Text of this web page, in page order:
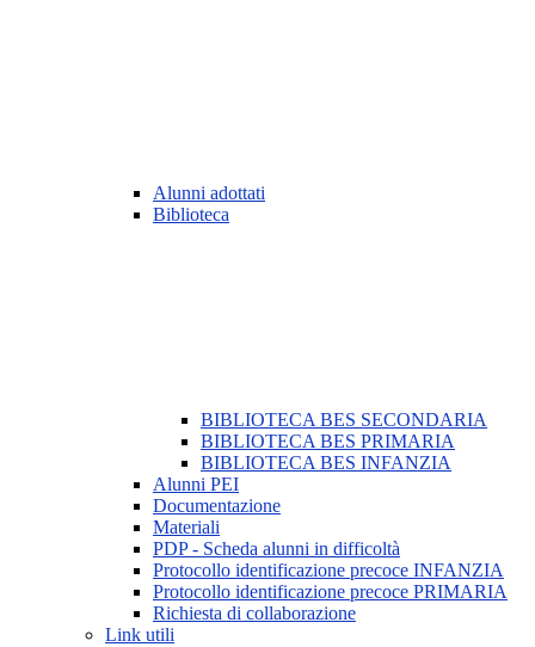
Alunni adottati
Biblioteca
BIBLIOTECA BES SECONDARIA
BIBLIOTECA BES PRIMARIA
BIBLIOTECA BES INFANZIA
Alunni PEI
Documentazione
Materiali
PDP - Scheda alunni in difficoltà
Protocollo identificazione precoce INFANZIA
Protocollo identificazione precoce PRIMARIA
Richiesta di collaborazione
Link utili